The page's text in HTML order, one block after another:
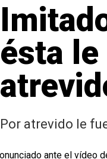
ésta
Por atrevido le